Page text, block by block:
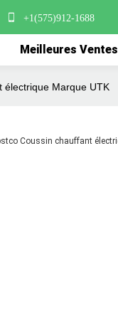
+1(575)912-1688
Meilleures Ventes
électrique Marque UTK